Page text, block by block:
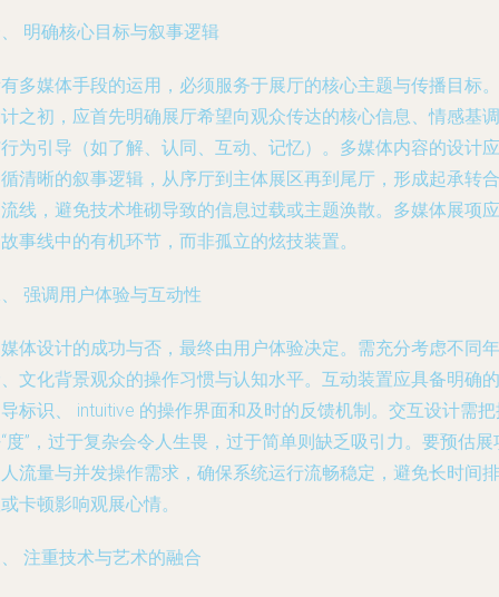
明确核心目标与叙事逻辑
多媒体手段的运用，必须服务于展厅的核心主题与传播目标。
之初，应首先明确展厅希望向观众传达的核心信息、情感基调
为引导（如了解、认同、互动、记忆）。多媒体内容的设计应
清晰的叙事逻辑，从序厅到主体展区再到尾厅，形成起承转合
线，避免技术堆砌导致的信息过载或主题涣散。多媒体展项应
事线中的有机环节，而非孤立的炫技装置。
强调用户体验与互动性
体设计的成功与否，最终由用户体验决定。需充分考虑不同年
文化背景观众的操作习惯与认知水平。互动装置应具备明确的
标识、 intuitive 的操作界面和及时的反馈机制。交互设计需
度”，过于复杂会令人生畏，过于简单则缺乏吸引力。要预估展
流量与并发操作需求，确保系统运行流畅稳定，避免长时间排
卡顿影响观展心情。
注重技术与艺术的融合